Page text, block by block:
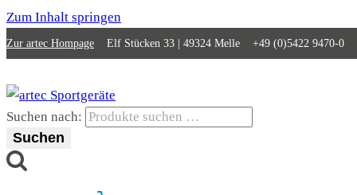
Zum Inhalt springen
Zur artec Hompage Elf Stücken 33 | 49324 Melle +49 (0)5422 9470-0
Suchen nach:
Suchen